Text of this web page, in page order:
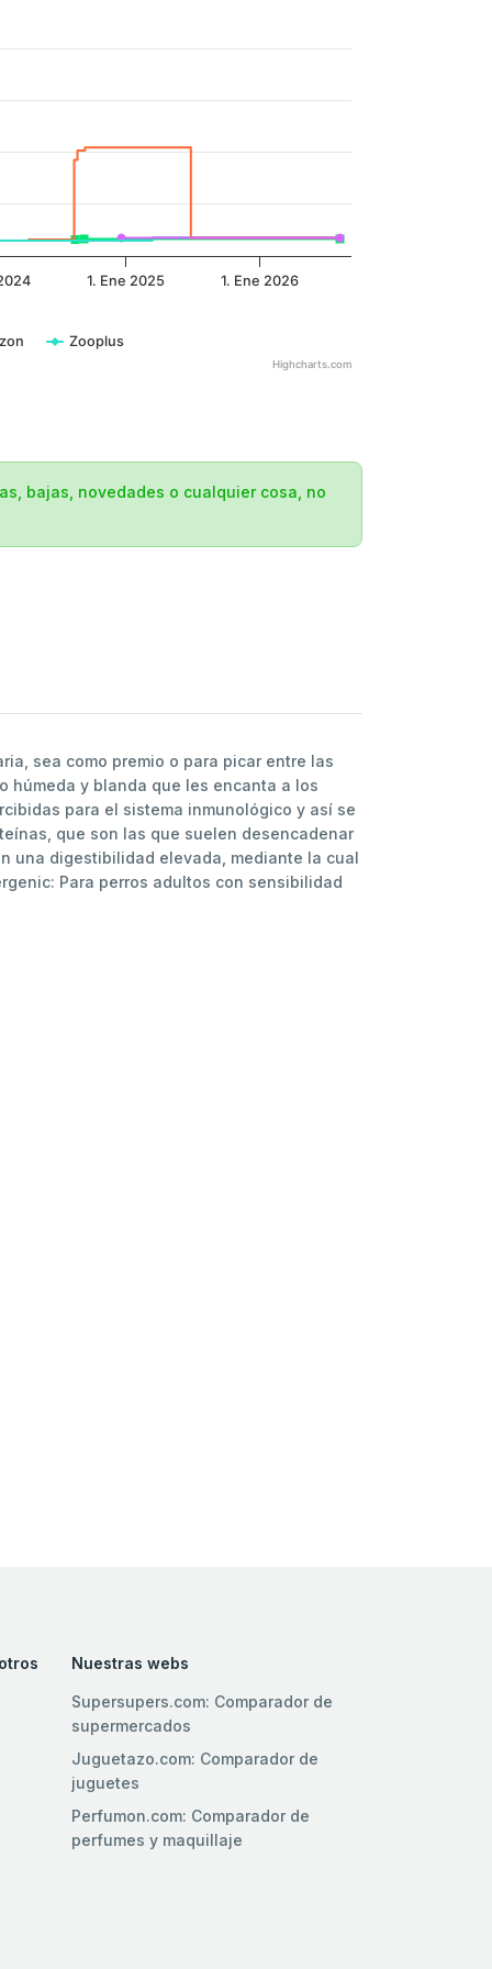
Zooplus
1. Ene 2025 1. Ene 2026
Highcharts.com
bajas, novedades o cualquier cosa, no
sea como premio o para picar entre las
húmeda y blanda que les encanta a los
para el sistema inmunológico y así se
que son las que suelen desencadenar
una digestibilidad elevada, mediante la cual
Para perros adultos con sensibilidad
Nuestras webs
Supersupers.com: Comparador de
supermercados
Juguetazo.com: Comparador de
juguetes
Perfumon.com: Comparador de
perfumes y maquillaje